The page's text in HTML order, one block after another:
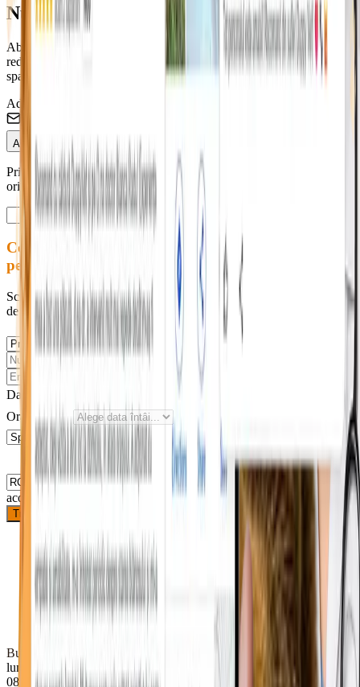
Nu rata ofertele pentru blănosul tău! 🐶
Abonează-te și fii primul care află despre campaniile de sterilizare,
reducerile la vaccinare și sfaturile medicilor noștri. Promitem zero
spam.
Adresa de Email
Abonează-te
Prin abonare accepți Termenii și Condițiile. Te poți dezabona
oricând.
Contactează-ne
pentru programări
Scrie-ne pentru programări, informații sau orice altă întrebare legată
de serviciile noastre. Răspundem rapid în timpul programului.
Data dorită
Ora preferată
Sunt de
acord cu prelucrarea datelor
Trimite solicitarea
Bulevardul Republicii 74, Roman 617246
luni
08–18